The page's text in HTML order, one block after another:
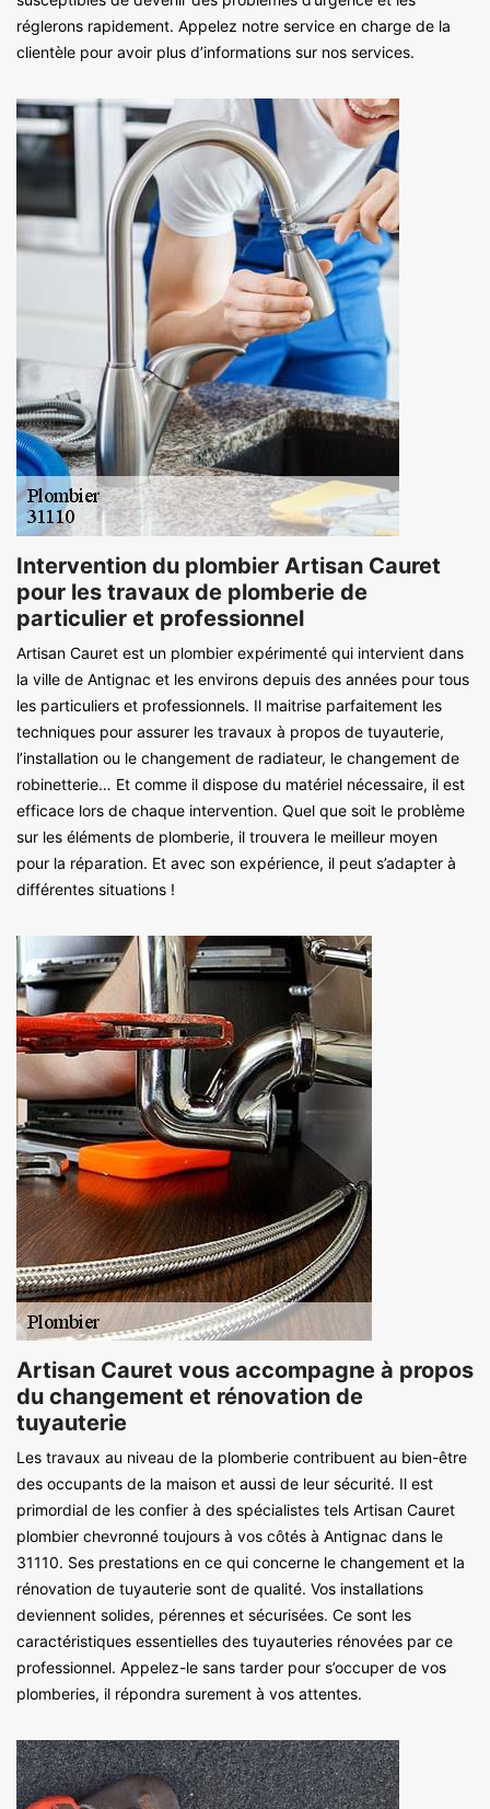
réglerons rapidement. Appelez notre service en charge de la
clientèle pour avoir plus d’informations sur nos services.
Intervention du plombier Artisan Cauret
pour les travaux de plomberie de
particulier et professionnel
Artisan Cauret est un plombier expérimenté qui intervient dans
la ville de Antignac et les environs depuis des années pour tous
les particuliers et professionnels. Il maitrise parfaitement les
techniques pour assurer les travaux à propos de tuyauterie,
l’installation ou le changement de radiateur, le changement de
robinetterie… Et comme il dispose du matériel nécessaire, il est
efficace lors de chaque intervention. Quel que soit le problème
sur les éléments de plomberie, il trouvera le meilleur moyen
pour la réparation. Et avec son expérience, il peut s’adapter à
différentes situations !
Artisan Cauret vous accompagne à propos
du changement et rénovation de
tuyauterie
Les travaux au niveau de la plomberie contribuent au bien-être
des occupants de la maison et aussi de leur sécurité. Il est
primordial de les confier à des spécialistes tels Artisan Cauret
plombier chevronné toujours à vos côtés à Antignac dans le
31110. Ses prestations en ce qui concerne le changement et la
rénovation de tuyauterie sont de qualité. Vos installations
deviennent solides, pérennes et sécurisées. Ce sont les
caractéristiques essentielles des tuyauteries rénovées par ce
professionnel. Appelez-le sans tarder pour s’occuper de vos
plomberies, il répondra surement à vos attentes.